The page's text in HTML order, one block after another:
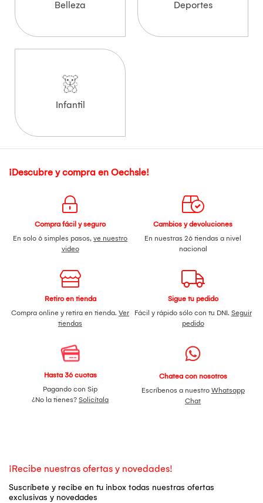
Belleza Deportes
Infantil
¡Descubre y compra en Oechsle!
Compra fácil y seguro
En solo 6 simples pasos, ve nuestro
video
Cambios y devoluciones
En nuestras 26 tiendas a nivel
nacional
Retiro en tienda
Compra online y retira en tienda. Ver
tiendas
Sigue tu pedido
Fácil y rápido sólo con tu DNI. Seguir
pedido
Hasta 36 cuotas
Pagando con Sip
¿No la tienes? Solicítala
Chatea con nosotros
Escríbenos a nuestro Whatsapp
Chat
¡Recibe nuestras ofertas y novedades!
Suscríbete y recibe en tu inbox todas nuestras ofertas
exclusivas y novedades